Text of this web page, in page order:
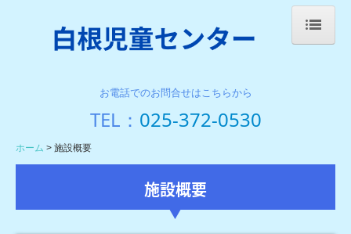
おたより
お電話でのお問合せはこちらから
TEL： 025-372-0530
ホーム 施設概要
施設概要